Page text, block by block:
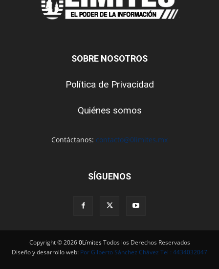
SOBRE NOSOTROS
Política de Privacidad
Quiénes somos
Contáctanos: contacto@0limites.mx
SÍGUENOS
Copyright © 20260LímitesTodos los Derechos Reservados
Diseño y desarrollo web: Por Gilberto Sánchez Chávez Tel : 4434032047